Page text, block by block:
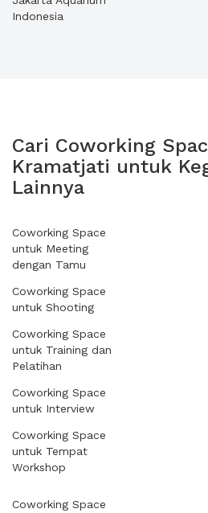
Indonesia
Cari Coworking
Kramatjati untuk
Lainnya
Coworking Space
untuk Meeting
dengan Tamu
Coworking Space
untuk Shooting
Coworking Space
untuk Training dan
Pelatihan
Coworking Space
untuk Interview
Coworking Space
untuk Tempat
Workshop
Coworking Space